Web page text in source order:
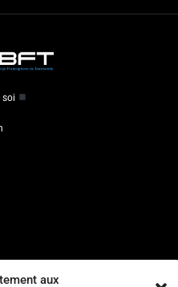
aux
soi